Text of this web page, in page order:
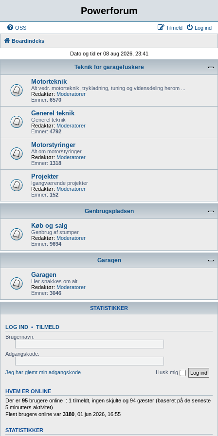
Powerforum
OSS Log ind
Tilmeld
Boardindeks
Dato og tid er 08 aug 2026, 23:41
Teknik for garagefuskere
Motorteknik
Alt vedr. motorteknik, trykladning, tuning og vidensdeling herom ...
Redaktør: Moderatorer
Emner: 6570
Generel teknik
Generel teknik
Redaktør: Moderatorer
Emner: 4792
Motorstyringer
Alt om motorstyringer
Redaktør: Moderatorer
Emner: 1318
Projekter
Igangværende projekter
Redaktør: Moderatorer
Emner: 152
Genbrugspladsen
Køb og salg
Genbrug af stumper
Redaktør: Moderatorer
Emner: 9694
Garagen
Garagen
Her snakkes om alt
Redaktør: Moderatorer
Emner: 3046
STATISTIKKER
LOG IND • TILMELD
Brugernavn:
Adgangskode:
Jeg har glemt min adgangskode Husk mig
HVEM ER ONLINE
Der er 95 brugere online :: 1 tilmeldt, ingen skjulte og 94 gæster (baseret på de seneste
5 minutters aktivitet)
Flest brugere online var 3180 , 01 jun 2026, 16:55
STATISTIKKER